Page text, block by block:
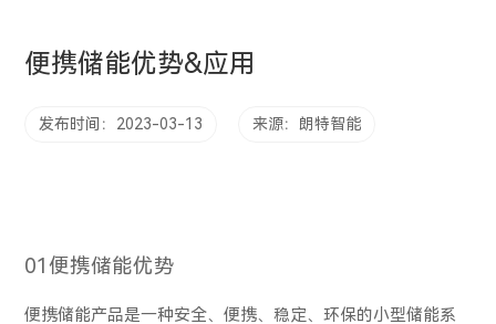
便携储能优势&应用
发布时间：2023-03-13 来源：朗特智能
01便携储能优势
便携储能产品是一种安全、便携、稳定、环保的小型储能系